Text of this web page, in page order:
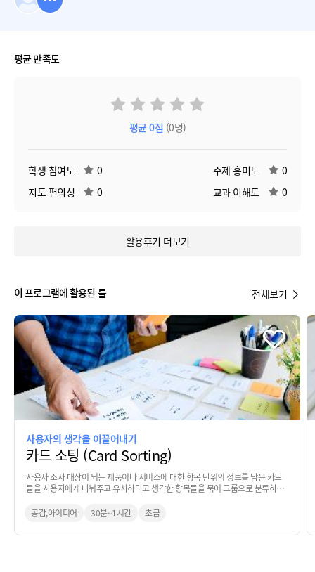
평균 만족도
평균0점 (0명)
학생 참여도 0 주제 흥미도
0
지도 편의성
0 교과 이해도 0
활용후기 더보기
이 프로그램에 활용된 툴 전체보기
사용자의 생각을 이끌어내기
카드 소팅 (Card Sorting)
사용자 조사 대상이 되는 제품이나 서비스에 대한 항목 단위의 정보를 담은 카드
들을 사용자에게 나눠주고 유사하다고 생각한 항목들을 묶어 그룹으로 분류하는
공감,아이디어
30분~1시간 초급